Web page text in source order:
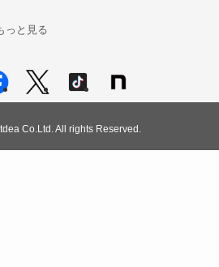
っと見る
Co.Ltd. All rights Reserved.